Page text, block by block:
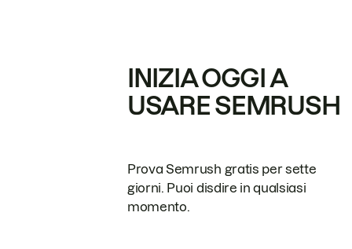
INIZIA OGGI A
USARE SEMRUSH
Prova Semrush gratis per sette
giorni. Puoi disdire in qualsiasi
momento.